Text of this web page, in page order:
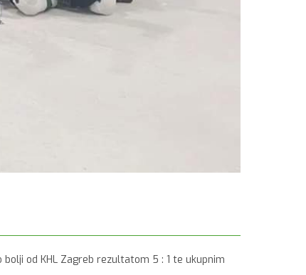
od KHL Zagreb rezultatom 5 : 1 te ukupnim